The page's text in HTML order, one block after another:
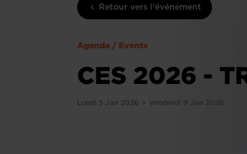
Retour vers l'événement
Agenda / Events
CES 2026 -
Lundi 5 Jan 2026 > Vendredi 9 Jan 2026